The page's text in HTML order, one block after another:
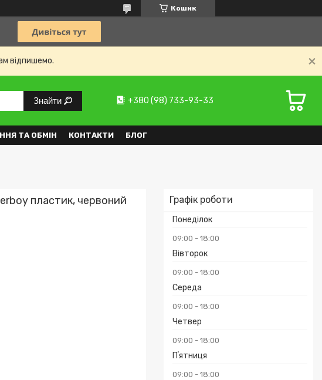
Кошик
відпишемо.
Знайти +380 (98) 733-93-33
ТА ОБМІН КОНТАКТИ БЛОГ
Графік роботи
Понеділок
09:00 18:00
Вівторок
09:00 18:00
Середа
09:00 18:00
Четвер
09:00 18:00
Пʼятниця
09:00 18:00
пластик, червоний